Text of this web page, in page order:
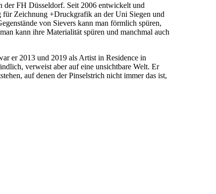
der FH Düsseldorf. Seit 2006 entwickelt und
Zeichnung +Druckgrafik an der Uni Siegen und
von Sievers kann man förmlich spüren,
kann ihre Materialität spüren und manchmal auch
er 2013 und 2019 als Artist in Residence in
verweist aber auf eine unsichtbare Welt. Er
auf denen der Pinselstrich nicht immer das ist,